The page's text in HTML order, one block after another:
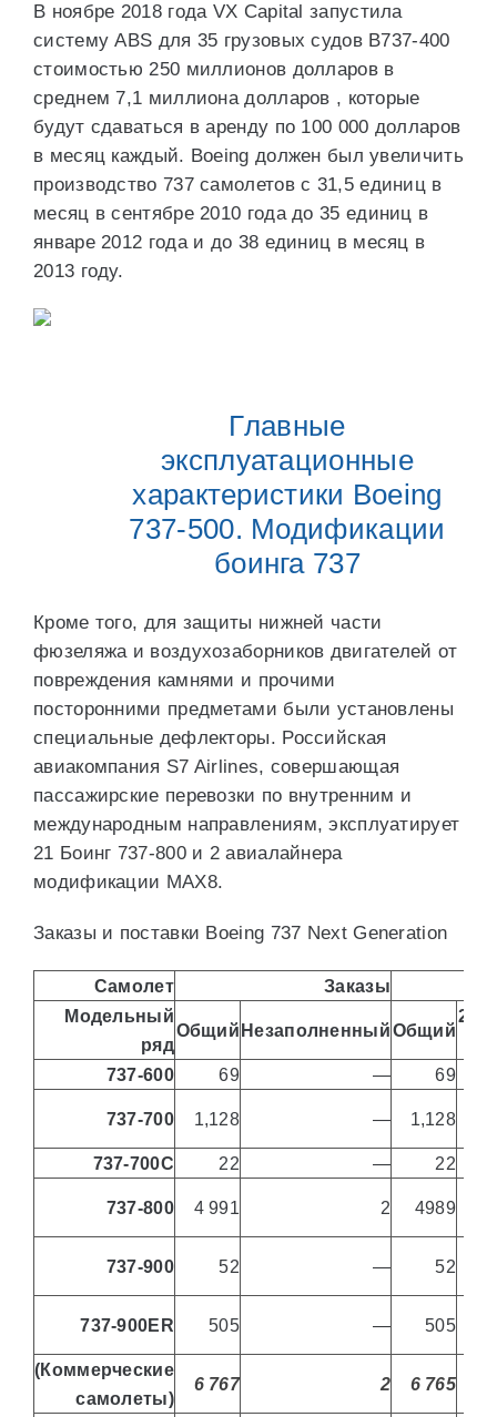
В ноябре 2018 года VX Capital запустила
систему ABS для 35 грузовых судов B737-400
стоимостью 250 миллионов долларов в
среднем 7,1 миллиона долларов , которые
будут сдаваться в аренду по 100 000 долларов
в месяц каждый. Boeing должен был увеличить
производство 737 самолетов с 31,5 единиц в
месяц в сентябре 2010 года до 35 единиц в
январе 2012 года и до 38 единиц в месяц в
2013 году.
Главные
эксплуатационные
характеристики Boеing
737-500. Модификации
боинга 737
Кроме того, для защиты нижней части
фюзеляжа и воздухозаборников двигателей от
повреждения камнями и прочими
посторонними предметами были установлены
специальные дефлекторы. Российская
авиакомпания S7 Airlines, совершающая
пассажирские перевозки по внутренним и
международным направлениям, эксплуатирует
21 Боинг 737-800 и 2 авиалайнера
модификации МАХ8.
Заказы и поставки Boeing 737 Next Generation
Самолет
Заказы
Модельный
ряд
ОбщийНезаполненныйОбщий
737-600
69 — 69
737-700 1,128 — 1,128
737-700C 22 — 22
737-800 4 991 2 4989
737-900 52 — 52
737-900ER 505 — 505
(Коммерческие
самолеты)
6 767 2 6 765